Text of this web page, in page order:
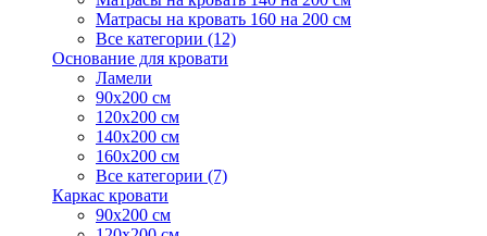
Матрасы на кровать 160 на 200 см
Все категории (12)
Основание для кровати
Ламели
90х200 см
120х200 см
140х200 см
160х200 см
Все категории (7)
Каркас кровати
90х200 см